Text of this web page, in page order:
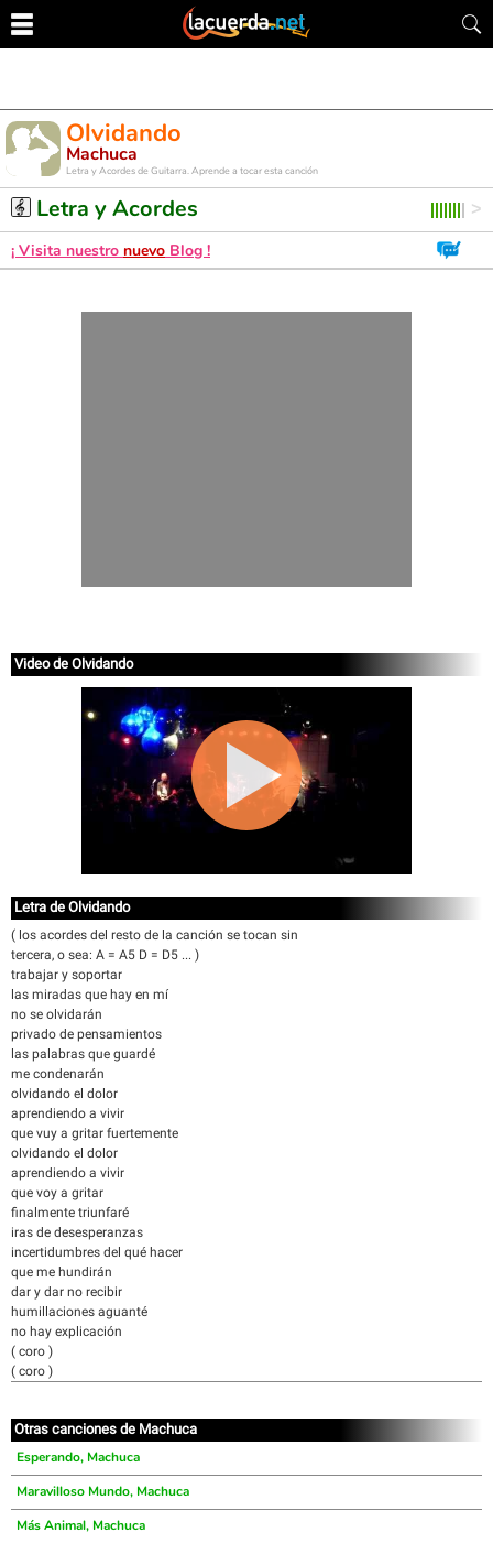
Olvidando
Machuca
Letra y Acordes de Guitarra. Aprende a tocar esta canción
Letra y Acordes
¡ Visita nuestro nuevo Blog !
Video de Olvidando
Letra de Olvidando
( los acordes del resto de la canción se tocan sin
tercera, o sea: A = A5 D = D5 ... )
trabajar y soportar
las miradas que hay en mí
no se olvidarán
privado de pensamientos
las palabras que guardé
me condenarán
olvidando el dolor
aprendiendo a vivir
que vuy a gritar fuertemente
olvidando el dolor
aprendiendo a vivir
que voy a gritar
finalmente triunfaré
iras de desesperanzas
incertidumbres del qué hacer
que me hundirán
dar y dar no recibir
humillaciones aguanté
no hay explicación
( coro )
( coro )
Otras canciones de Machuca
Esperando, Machuca
Maravilloso Mundo, Machuca
Más Animal, Machuca